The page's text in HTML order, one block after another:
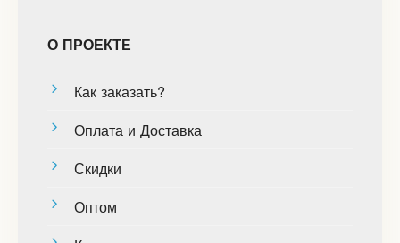
О ПРОЕКТЕ
Как заказать?
Оплата и Доставка
Скидки
Оптом